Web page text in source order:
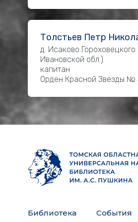
Толстьев Петр
д. Исаково
Ивановской обл.)
капитан
Орден Красной Звезды №
Библиотека События